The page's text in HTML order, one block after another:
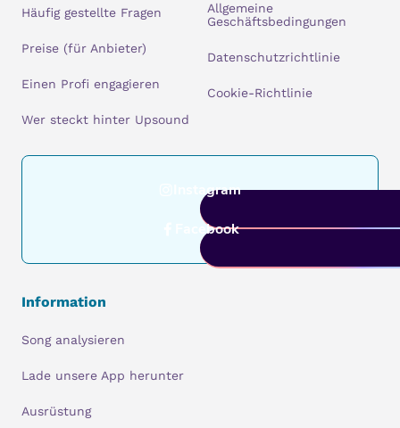
Häufig gestellte Fragen
Preise (für Anbieter)
Einen Profi engagieren
Wer steckt hinter Upsound
Allgemeine
Geschäftsbedingungen
Datenschutzrichtlinie
Cookie-Richtlinie
Instagram
Facebook
Information
Song analysieren
Lade unsere App herunter
Ausrüstung